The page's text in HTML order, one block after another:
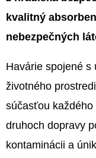
kvalitný
nebezpečných
Havárie spojené s
životného
súčasťou každého
druhoch dopravy
kontaminácii a
E
N
Á
J
S
Ť
?